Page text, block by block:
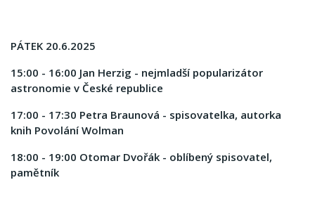
PÁTEK 20.6.2025
15:00 - 16:00 Jan Herzig - nejmladší popularizátor
astronomie v České republice
17:00 - 17:30 Petra Braunová - spisovatelka, autorka
knih Povolání Wolman
18:00 - 19:00 Otomar Dvořák - oblíbený spisovatel,
pamětník